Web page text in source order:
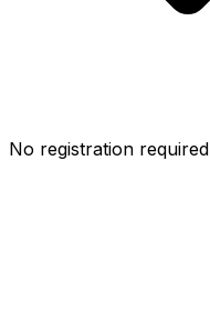
No registration required